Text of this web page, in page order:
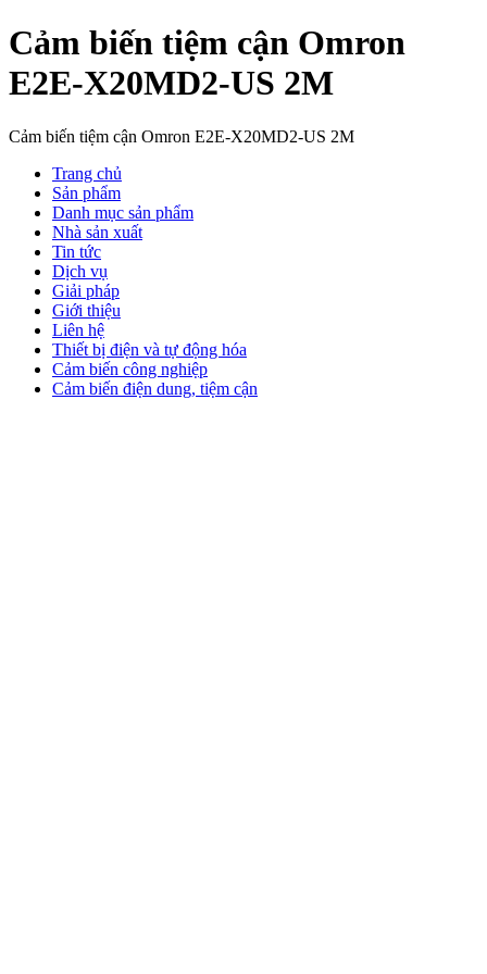
Cảm biến tiệm cận Omron
E2E-X20MD2-US 2M
Cảm biến tiệm cận Omron E2E-X20MD2-US 2M
Trang chủ
Sản phẩm
Danh mục sản phẩm
Nhà sản xuất
Tin tức
Dịch vụ
Giải pháp
Giới thiệu
Liên hệ
Thiết bị điện và tự động hóa
Cảm biến công nghiệp
Cảm biến điện dung, tiệm cận